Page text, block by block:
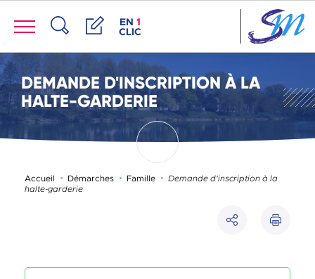
Menu ACCÈS DE LA FENÊTRE DES
EN 1
CLIC
DEMANDE D'INSCRIPTION À LA
HALTE-GARDERIE
Accueil Démarches Famille Page active :
Demande d'inscription à la
halte-garderie
Partager
Imprimer
Panneau de gestion des cookies